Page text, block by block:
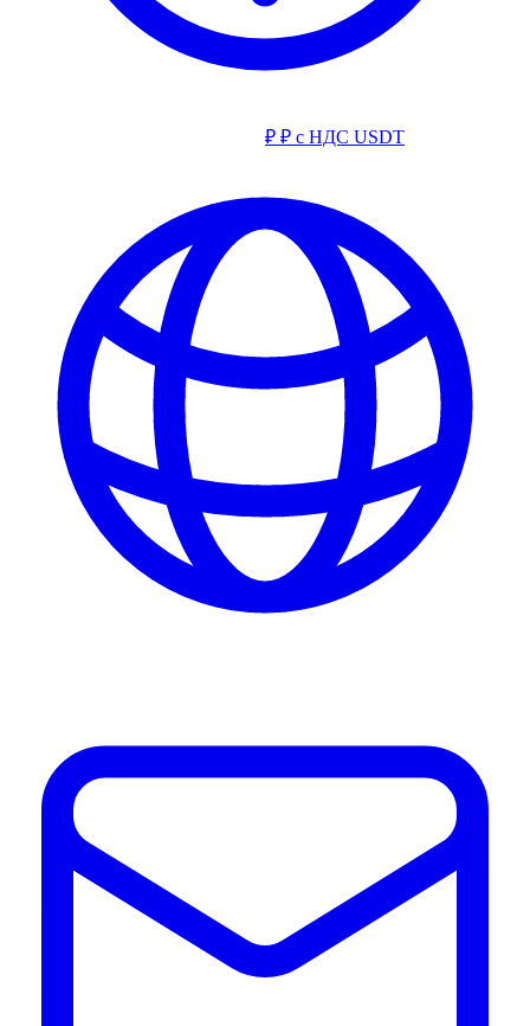
₽ ₽ с НДС USDT